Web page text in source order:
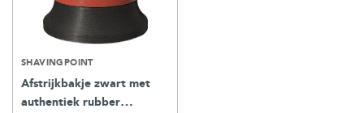
SHAVINGPOINT
Afstrijkbakje zwart met
authentiek rubber